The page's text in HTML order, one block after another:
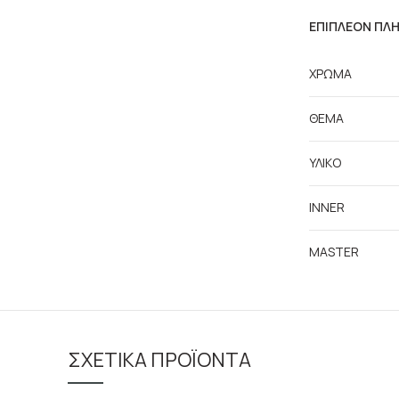
ΕΠΙΠΛΈΟΝ
ΧΡΩΜΑ
ΘΕΜΑ
ΥΛΙΚΟ
INNER
MASTER
ΣΧΕΤΙΚΆ ΠΡΟΪΌΝΤΑ